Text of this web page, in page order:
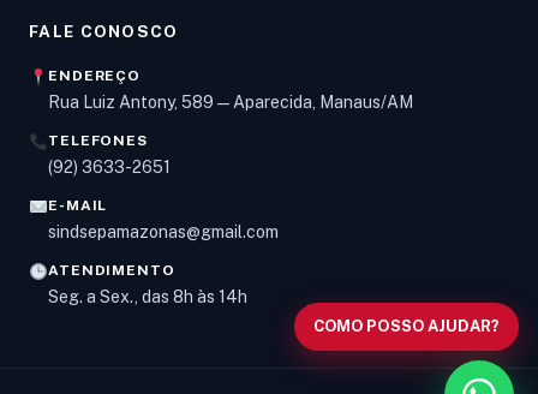
FALE CONOSCO
ENDEREÇO
Rua Luiz Antony, 589 — Aparecida, Manaus/AM
TELEFONES
(92) 3633-2651
E-MAIL
sindsepamazonas@gmail.com
ATENDIMENTO
Seg. a Sex., das 8h às 14h
COMO POSSO AJUDAR?
Olá! Digite um assunto e vou buscar em nossas